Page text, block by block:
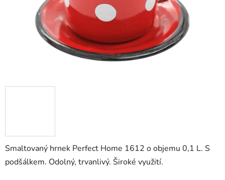
Smaltovaný hrnek Perfect Home 1612 o objemu 0,1 L. S
podšálkem. Odolný, trvanlivý. Široké využití.